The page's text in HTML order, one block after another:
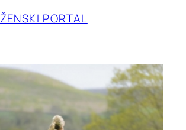
ŽENSKI PORTAL